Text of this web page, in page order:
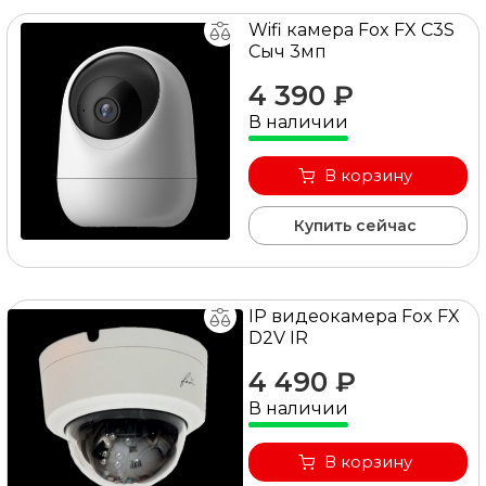
Wifi камера Fox FX C3S
Сыч 3мп
4 390 ₽
В наличии
В корзину
Купить сейчас
IP видеокамера Fox FX
D2V IR
4 490 ₽
В наличии
В корзину